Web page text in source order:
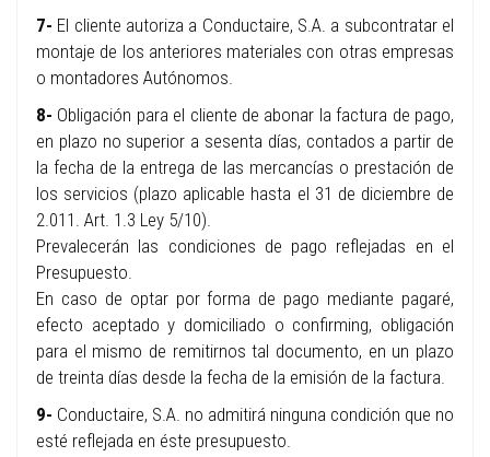
7- El cliente autoriza a Conductaire, S.A. a subcontratar el
montaje de los anteriores materiales con otras empresas
o montadores Autónomos.
8- Obligación para el cliente de abonar la factura de pago,
en plazo no superior a sesenta días, contados a partir de
la fecha de la entrega de las mercancías o prestación de
los servicios (plazo aplicable hasta el 31 de diciembre de
2.011. Art. 1.3 Ley 5/10).
Prevalecerán las condiciones de pago reflejadas en el
Presupuesto.
En caso de optar por forma de pago mediante pagaré,
efecto aceptado y domiciliado o confirming, obligación
para el mismo de remitirnos tal documento, en un plazo
de treinta días desde la fecha de la emisión de la factura.
9- Conductaire, S.A. no admitirá ninguna condición que no
esté reflejada en éste presupuesto.